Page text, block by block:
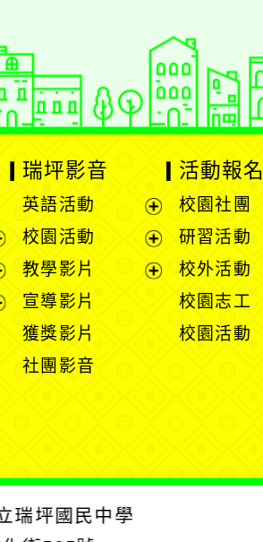
瑞坪影音
英語活動
展
開
選
校園活動
展
開
教學影片
宣導影片
獲獎影片
社團影音
活動報名
校園社團
研習活動
校外活動
校園志工
校園活動
瑞坪國民中學